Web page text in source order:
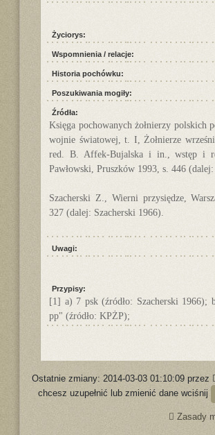
Życiorys:
Wspomnienia / relacje:
Historia pochówku:
Poszukiwania mogiły:
Źródła:
Księga pochowanych żołnierzy polskich
wojnie światowej, t. I, Żołnierze
red. B. Affek-Bujalska i in., wstęp i
Pawłowski, Pruszków 1993, s. 446
Szacherski Z., Wierni przysiędze,
327 (dalej: Szacherski 1966).
Uwagi:
Przypisy:
[1] a) 7 psk (źródło: Szacherski 1966);
pp" (źródło: KPŻP);
Ostatnie zmiany: 2014-03-03 01:10:09 przez
chcesz uzupełnić lub zmienić dane wciśnij
Zasady